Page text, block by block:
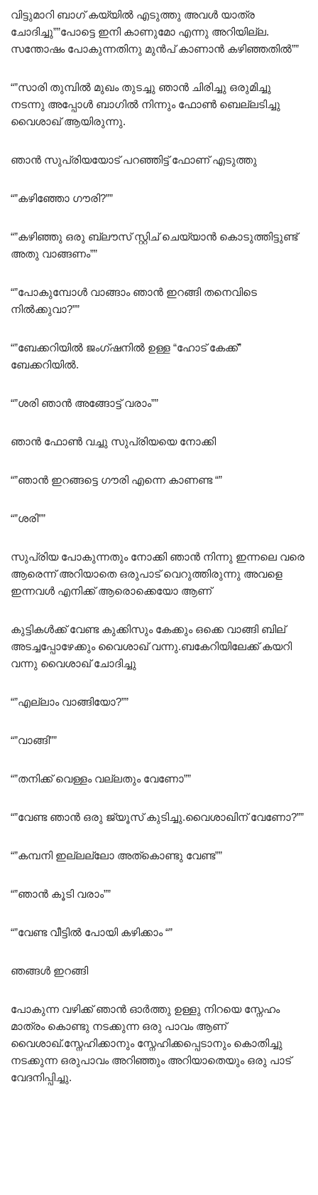
വിട്ടുമാറി ബാഗ് കയ്യിൽ എടുത്തു അവൾ യാത്ര
ചോദിച്ചു””പോട്ടെ ഇനി കാണുമോ എന്നു അറിയില്ല.
സന്തോഷം പോകുന്നതിനു മുൻപ് കാണാൻ കഴിഞ്ഞതിൽ””
“”സാരി തുമ്പിൽ മുഖം തുടച്ചു ഞാൻ ചിരിച്ചു ഒരുമിച്ചു
നടന്നു അപ്പോൾ ബാഗിൽ നിന്നും ഫോൺ ബെല്ലടിച്ചു
വൈശാഖ് ആയിരുന്നു.
ഞാൻ സുപ്രിയയോട് പറഞ്ഞിട്ട് ഫോണ് എടുത്തു
“”കഴിഞ്ഞോ ഗൗരി?””
“”കഴിഞ്ഞു ഒരു ബ്ലൗസ് സ്റ്റിച് ചെയ്യാൻ കൊടുത്തിട്ടുണ്ട്‌
അതു വാങ്ങണം””
“”പോകുമ്പോൾ വാങ്ങാം ഞാൻ ഇറങ്ങി തനെവിടെ
നിൽക്കുവാ?””
“”ബേക്കറിയിൽ ജംഗ്ഷനിൽ ഉള്ള “ഹോട് കേക്ക്”
ബേക്കറിയിൽ.
“”ശരി ഞാൻ അങ്ങോട്ട് വരാം””
ഞാൻ ഫോൺ വച്ചു സുപ്രിയയെ നോക്കി
“”ഞാൻ ഇറങ്ങട്ടെ ഗൗരി എന്നെ കാണണ്ട “”
“”ശരി””
സുപ്രിയ പോകുന്നതും നോക്കി ഞാൻ നിന്നു ഇന്നലെ വരെ
ആരെന്ന് അറിയാതെ ഒരുപാട് വെറുത്തിരുന്നു അവളെ
ഇന്നവൾ എനിക്ക് ആരൊക്കെയോ ആണ്
കുട്ടികൾക്ക് വേണ്ട കുക്കിസും കേക്കും ഒക്കെ വാങ്ങി ബില്
അടച്ചപ്പോഴേക്കും വൈശാഖ് വന്നു.ബകേറിയിലേക്ക് കയറി
വന്നു വൈശാഖ് ചോദിച്ചു
“”എല്ലാം വാങ്ങിയോ?””
“”വാങ്ങി””
“”തനിക്ക് വെള്ളം വല്ലതും വേണോ””
“”വേണ്ട ഞാൻ ഒരു ജ്യൂസ് കുടിച്ചു.വൈശാഖിന് വേണോ?””
“”കമ്പനി ഇല്ലല്ലോ അത്കൊണ്ടു വേണ്ട””
“”ഞാൻ കൂടി വരാം””
“”വേണ്ട വീട്ടിൽ പോയി കഴിക്കാം “”
ഞങ്ങൾ ഇറങ്ങി
പോകുന്ന വഴിക്ക് ഞാൻ ഓർത്തു ഉള്ളു നിറയെ സ്നേഹം
മാത്രം കൊണ്ടു നടക്കുന്ന ഒരു പാവം ആണ്
വൈശാഖ്.സ്നേഹിക്കാനും സ്നേഹിക്കപ്പെടാനും കൊതിച്ചു
നടക്കുന്ന ഒരുപാവം അറിഞ്ഞും അറിയാതെയും ഒരു പാട്
വേദനിപ്പിച്ചു.